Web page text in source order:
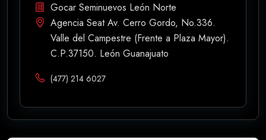
Gocar Seminuevos León Norte
Agencia Seat Av. Cerro Gordo, No.336.
Valle del Campestre (Frente a Plaza Mayor).
C.P.37150. León Guanajuato
(477) 214 6027